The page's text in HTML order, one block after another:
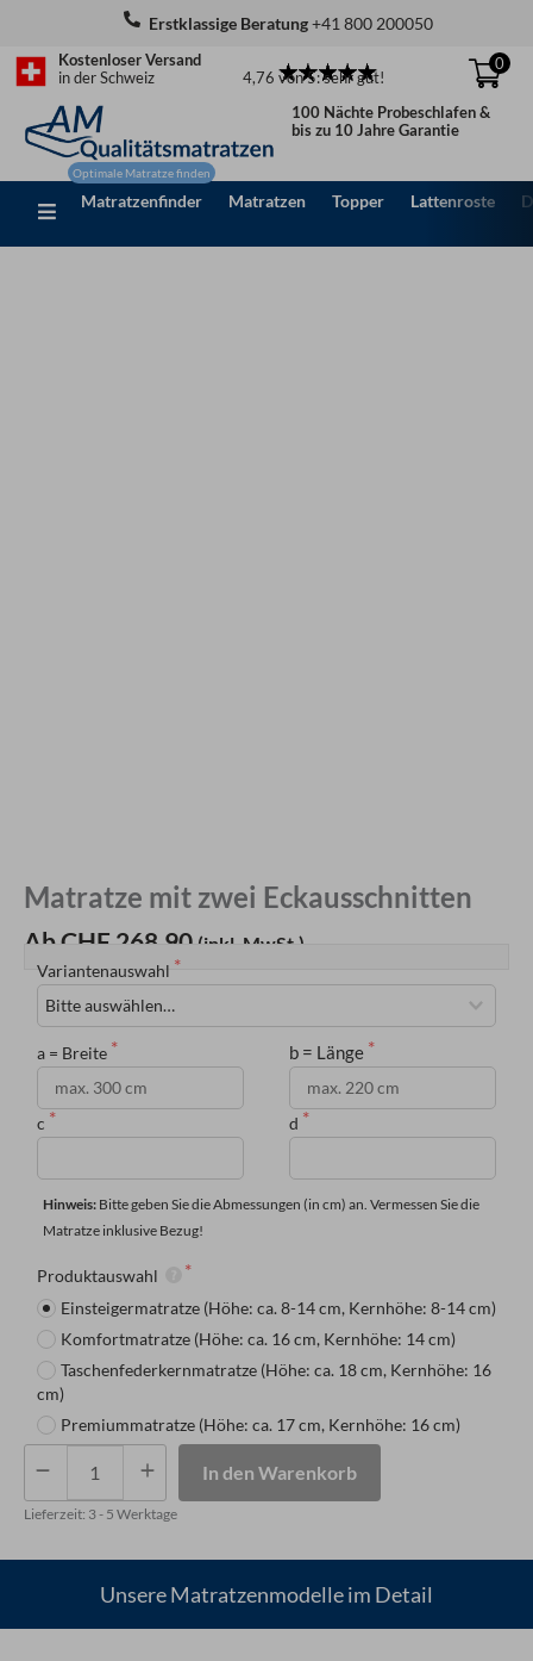
springen
Erstklassige Beratung+41 800 200050
Kostenloser Versand
in der Schweiz
4,76 von 5: sehr gut!
0
100 Nächte Probeschlafen &
bis zu 10 Jahre Garantie
Matratzenfinder Matratzen Topper Lattenroste
Matratze mit zwei Eckausschnitten
Ab CHF 268.90 (inkl. MwSt.)
Variantenauswahl
a = Breite b = Länge
c d
Hinweis: Bitte geben Sie die Abmessungen (in cm) an. Vermessen Sie die
Matratze inklusive Bezug!
Produktauswahl
Einsteigermatratze (Höhe: ca. 8-14 cm, Kernhöhe: 8-14 cm)
Komfortmatratze (Höhe: ca. 16 cm, Kernhöhe: 14 cm)
Taschenfederkernmatratze (Höhe: ca. 18 cm, Kernhöhe: 16
cm)
Premiummatratze (Höhe: ca. 17 cm, Kernhöhe: 16 cm)
mit
zwei
Menge
In den Warenkorb
Lieferzeit: 3 - 5 Werktage
Unsere Matratzenmodelle im Detail